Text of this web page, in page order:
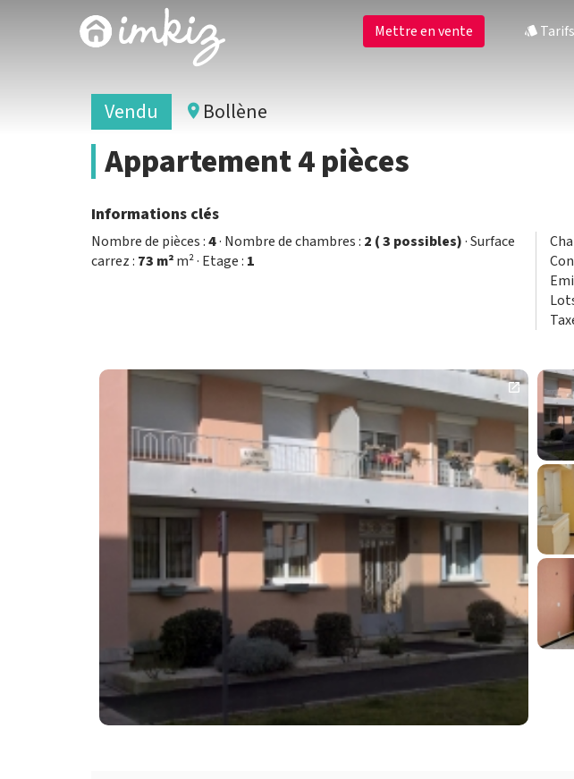
Mettre en vente
Vendu Bollène
Appartement 4 pièces
Informations clés
Nombre de pièces :4· Nombre de chambres : 2 ( 3 possibles)· Surface
carrez : 73 m²m² · Etage : 1